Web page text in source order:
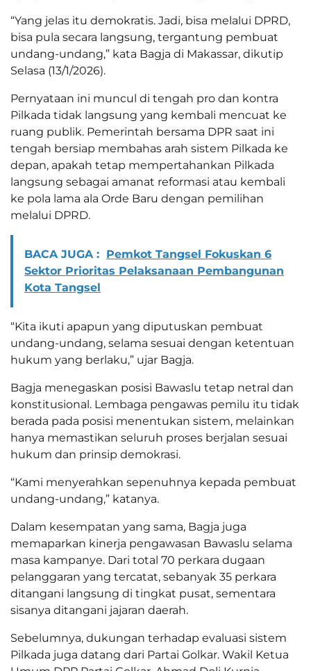
“Yang jelas itu demokratis. Jadi, bisa melalui DPRD,
bisa pula secara langsung, tergantung pembuat
undang-undang,” kata Bagja di Makassar, dikutip
Selasa (13/1/2026).
Pernyataan ini muncul di tengah pro dan kontra
Pilkada tidak langsung yang kembali mencuat ke
ruang publik. Pemerintah bersama DPR saat ini
tengah bersiap membahas arah sistem Pilkada ke
depan, apakah tetap mempertahankan Pilkada
langsung sebagai amanat reformasi atau kembali
ke pola lama ala Orde Baru dengan pemilihan
melalui DPRD.
BACA JUGA : Pemkot Tangsel Fokuskan 6
Sektor Prioritas Pelaksanaan Pembangunan
Kota Tangsel
“Kita ikuti apapun yang diputuskan pembuat
undang-undang, selama sesuai dengan ketentuan
hukum yang berlaku,” ujar Bagja.
Bagja menegaskan posisi Bawaslu tetap netral dan
konstitusional. Lembaga pengawas pemilu itu tidak
berada pada posisi menentukan sistem, melainkan
hanya memastikan seluruh proses berjalan sesuai
hukum dan prinsip demokrasi.
“Kami menyerahkan sepenuhnya kepada pembuat
undang-undang,” katanya.
Dalam kesempatan yang sama, Bagja juga
memaparkan kinerja pengawasan Bawaslu selama
masa kampanye. Dari total 70 perkara dugaan
pelanggaran yang tercatat, sebanyak 35 perkara
ditangani langsung di tingkat pusat, sementara
sisanya ditangani jajaran daerah.
Sebelumnya, dukungan terhadap evaluasi sistem
Pilkada juga datang dari Partai Golkar. Wakil Ketua